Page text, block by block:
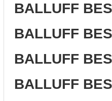
BALLUFF
BALLUFF
BALLUFF
BALLUFF